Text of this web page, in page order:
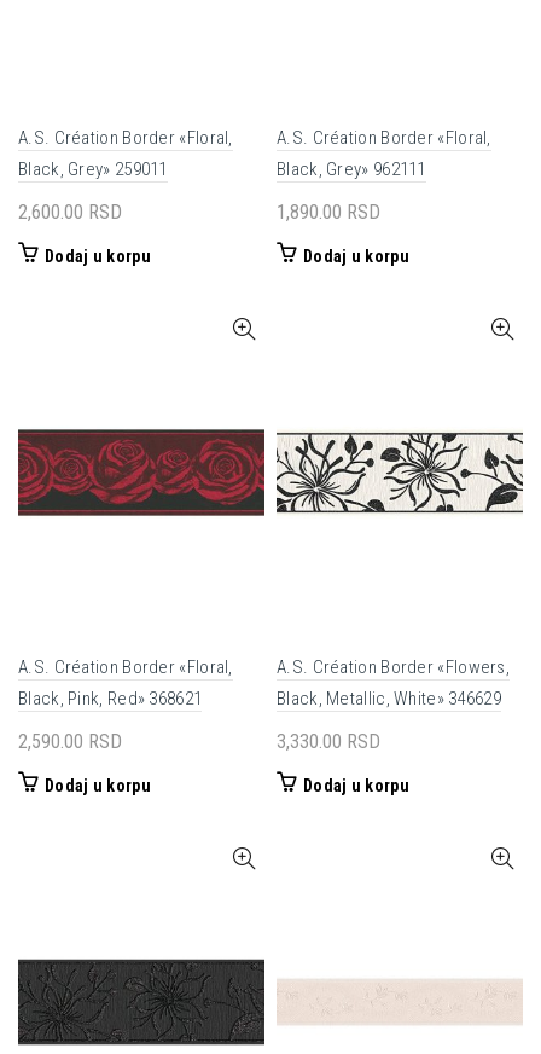
A.S. Création Border «Floral,
Black, Grey» 259011
2,600.00 RSD
Dodaj u korpu
A.S. Création Border «Floral,
Black, Grey» 962111
1,890.00 RSD
Dodaj u korpu
A.S. Création Border «Floral,
Black, Pink, Red» 368621
2,590.00 RSD
Dodaj u korpu
A.S. Création Border «Flowers,
Black, Metallic, White» 346629
3,330.00 RSD
Dodaj u korpu